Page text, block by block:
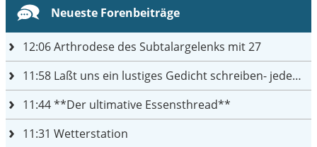
Neueste Forenbeiträge
12:06Arthrodese des Subtalargelenks mit 27
11:58 Laßt uns ein lustiges Gedicht schreiben- jeder einen Satz
11:44**Der ultimative Essensthread**
11:31 Wetterstation